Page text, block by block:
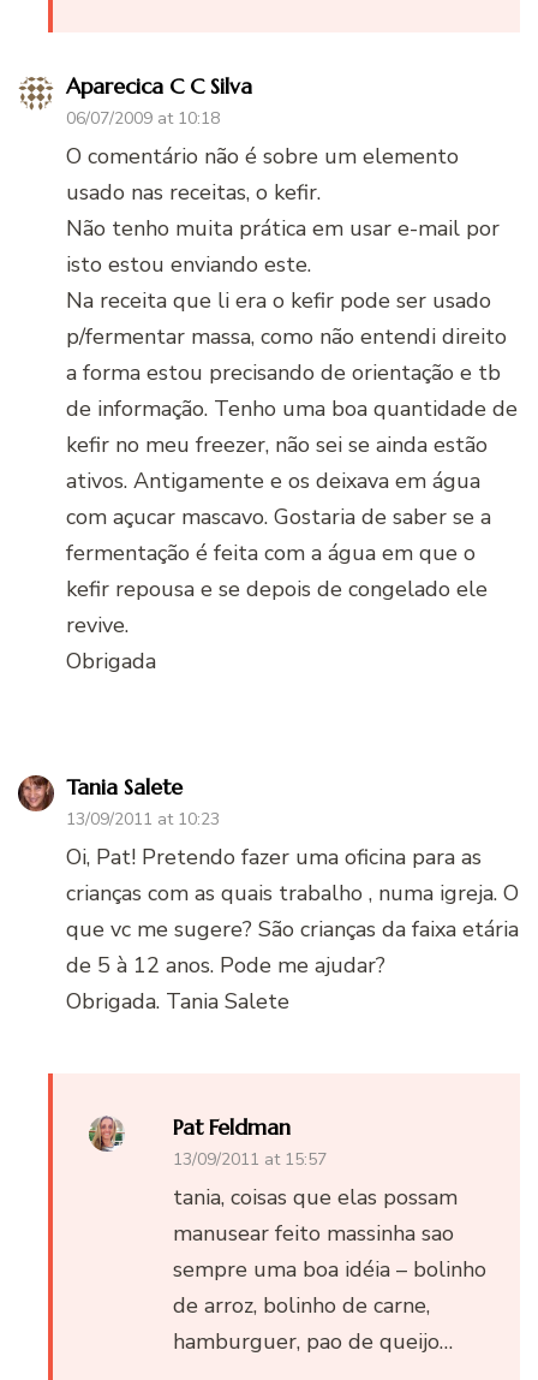
Aparecica C C Silva
06/07/2009 at 10:18
O comentário não é sobre um elemento
usado nas receitas, o kefir.
Não tenho muita prática em usar e-mail por
isto estou enviando este.
Na receita que li era o kefir pode ser usado
p/fermentar massa, como não entendi direito
a forma estou precisando de orientação e tb
de informação. Tenho uma boa quantidade de
kefir no meu freezer, não sei se ainda estão
ativos. Antigamente e os deixava em água
com açucar mascavo. Gostaria de saber se a
fermentação é feita com a água em que o
kefir repousa e se depois de congelado ele
revive.
Obrigada
Tania Salete
13/09/2011 at 10:23
Oi, Pat! Pretendo fazer uma oficina para as
crianças com as quais trabalho , numa igreja. O
que vc me sugere? São crianças da faixa etária
de 5 à 12 anos. Pode me ajudar?
Obrigada. Tania Salete
Pat Feldman
13/09/2011 at 15:57
tania, coisas que elas possam
manusear feito massinha sao
sempre uma boa idéia – bolinho
de arroz, bolinho de carne,
hamburguer, pao de queijo…